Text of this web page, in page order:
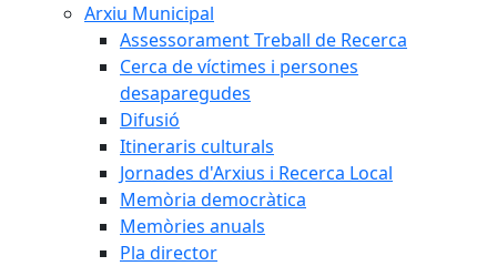
Arxiu Municipal
Assessorament Treball de Recerca
Cerca de víctimes i persones
desaparegudes
Difusió
Itineraris culturals
Jornades d'Arxius i Recerca Local
Memòria democràtica
Memòries anuals
Pla director